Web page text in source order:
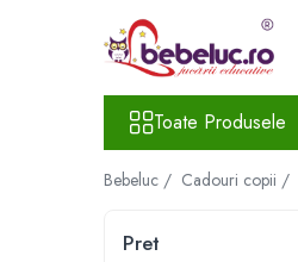
Toate Produsele
Set constructie copii
Toate Produsele
Bebeluc / Cadouri copii /
Pret